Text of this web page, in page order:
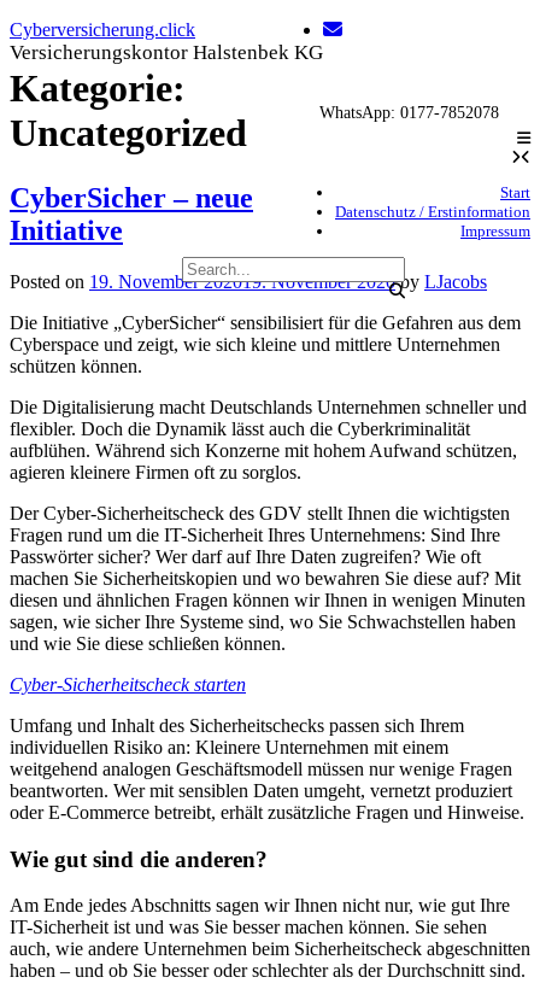
Skip
to
content
Cyberversicherung.click
Versicherungskontor Halstenbek KG
WhatsApp: 0177-7852078
Start
Datenschutz / Erstinformation
Impressum
Kategorie:
Uncategorized
CyberSicher – neue
Initiative
Posted on 19. November 202019. November 2020by LJacobs
Die Initiative „CyberSicher“ sensibilisiert für die Gefahren aus dem
Cyberspace und zeigt, wie sich kleine und mittlere Unternehmen
schützen können.
Die Digitalisierung macht Deutschlands Unternehmen schneller und
flexibler. Doch die Dynamik lässt auch die Cyberkriminalität
aufblühen. Während sich Konzerne mit hohem Aufwand schützen,
agieren kleinere Firmen oft zu sorglos.
Der Cyber-Sicherheitscheck des GDV stellt Ihnen die wichtigsten
Fragen rund um die IT-Sicherheit Ihres Unternehmens: Sind Ihre
Passwörter sicher? Wer darf auf Ihre Daten zugreifen? Wie oft
machen Sie Sicherheitskopien und wo bewahren Sie diese auf? Mit
diesen und ähnlichen Fragen können wir Ihnen in wenigen Minuten
sagen, wie sicher Ihre Systeme sind, wo Sie Schwachstellen haben
und wie Sie diese schließen können.
Cyber-Sicherheitscheck starten
Umfang und Inhalt des Sicherheitschecks passen sich Ihrem
individuellen Risiko an: Kleinere Unternehmen mit einem
weitgehend analogen Geschäftsmodell müssen nur wenige Fragen
beantworten. Wer mit sensiblen Daten umgeht, vernetzt produziert
oder E-Commerce betreibt, erhält zusätzliche Fragen und Hinweise.
Wie gut sind die anderen?
Am Ende jedes Abschnitts sagen wir Ihnen nicht nur, wie gut Ihre
IT-Sicherheit ist und was Sie besser machen können. Sie sehen
auch, wie andere Unternehmen beim Sicherheitscheck abgeschnitten
haben – und ob Sie besser oder schlechter als der Durchschnitt sind.